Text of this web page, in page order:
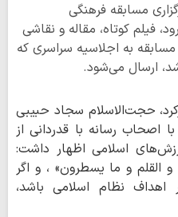
مسابقه فرهنگی
فیلم کوتاه، مقاله و نقاشی
مسابقه به اجلاسیه سراسری که
شد، ارسال می‌شود.
حجت‌الاسلام سجاد حبیبی
اصحاب رسانه با قدردانی از
اسلامی اظهار داشت:
القلم و ما یسطرون» ، و اگر
اهداف نظام اسلامی باشد،